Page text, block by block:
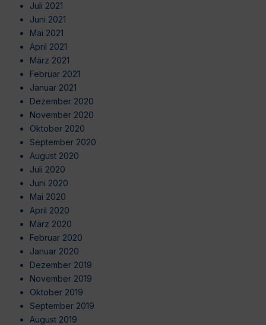
Juli 2021
Juni 2021
Mai 2021
April 2021
März 2021
Februar 2021
Januar 2021
Dezember 2020
November 2020
Oktober 2020
September 2020
August 2020
Juli 2020
Juni 2020
Mai 2020
April 2020
März 2020
Februar 2020
Januar 2020
Dezember 2019
November 2019
Oktober 2019
September 2019
August 2019